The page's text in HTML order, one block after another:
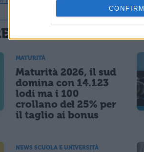
CONFIRM
INTERESSARE
MATURITÀ
Maturità 2026, il sud
domina con 14.123
lodi ma i 100
crollano del 25% per
il taglio ai bonus
NEWS SCUOLA E UNIVERSITÀ